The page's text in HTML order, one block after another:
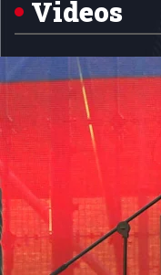
Videos